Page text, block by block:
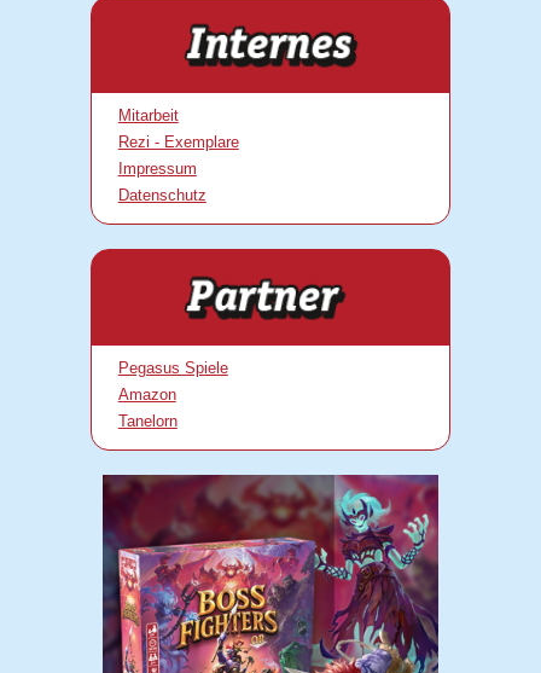
Mitarbeit
Rezi - Exemplare
Impressum
Datenschutz
Pegasus Spiele
Amazon
Tanelorn